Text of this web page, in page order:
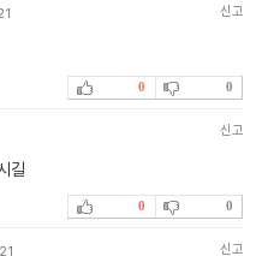
신고
0 0
신고
길
0 0
신고